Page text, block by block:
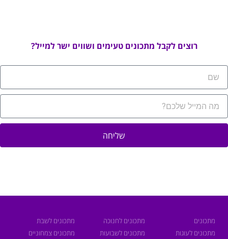
רוצים לקבל מתכונים טעימים ושווים ישר למייל?
שליחה
מתכונים
מתכונים לעוגות
מתכונים לחנוכה
מתכונים לשבועות
מתכונים לשבת
מתכונים צמחוניים